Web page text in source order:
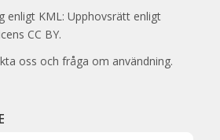
enligt KML: Upphovsrätt enligt
CC BY.
oss och fråga om användning.